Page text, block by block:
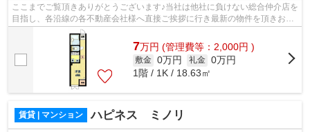
ここまでご覧頂きありがとうございます♪当社は他社に負けない総合仲介店を
目指し、各沿線の各不動産会社様へ直接ご挨拶に行き最新の物件を頂きお客
様へ提供しております！最新の情報は...
7万円 (管理費等：2,000円 )
敷金 0万円 礼金 0万円
1階 / 1K / 18.63㎡
賃貸 | マンション ハピネス ミノリ